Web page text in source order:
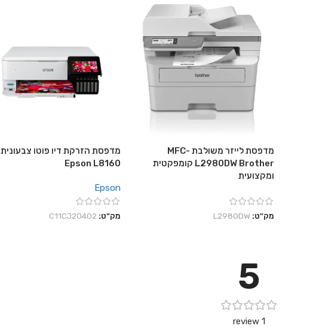
מדפסת לייזר משולבת MFC-
L2980DW Brother קומפקטית
ומקצועית
מק"ט: L2980DW
מדפסת הזרקת דיו פוטו צבעונית
Epson L8160
Epson
מק"ט: C11CJ20402
5
1 review